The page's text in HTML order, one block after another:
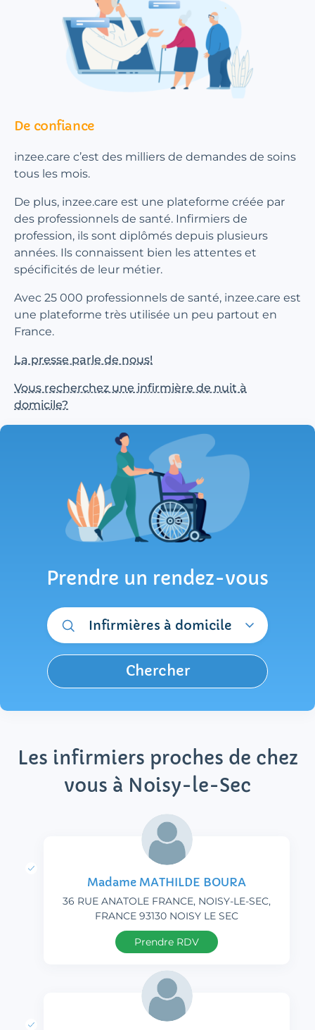
De confiance
inzee.care c’est des milliers de demandes de soins
tous les mois.
De plus, inzee.care est une plateforme créée par
des professionnels de santé. Infirmiers de
profession, ils sont diplômés depuis plusieurs
années. Ils connaissent bien les attentes et
spécificités de leur métier.
Avec 25 000 professionnels de santé, inzee.care est
une plateforme très utilisée un peu partout en
France.
La presse parle de nous!
Vous recherchez une infirmière de nuit à
domicile?
Prendre un rendez-vous
Infirmières à domicile
Chercher
Les infirmiers proches de chez
vous à Noisy-le-Sec
Madame MATHILDE BOURA
36 RUE ANATOLE FRANCE, NOISY-LE-SEC,
FRANCE 93130 NOISY LE SEC
Prendre RDV